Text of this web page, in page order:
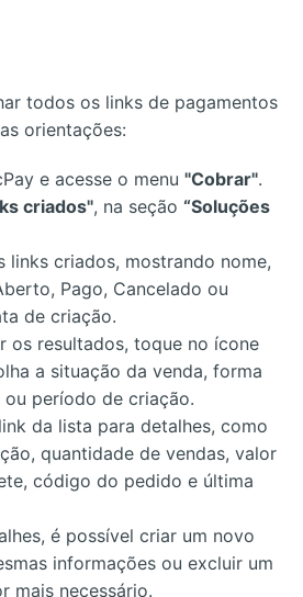
todos os links de pagamentos
orientações:
e acesse o menu"Cobrar".
criados", na seção“Soluções
links criados, mostrando nome,
Pago, Cancelado ou
de criação.
os resultados, toque no ícone
a situação da venda, forma
período de criação.
da lista para detalhes, como
quantidade de vendas, valor
código do pedido e última
é possível criar um novo
informações ou excluir um
mais necessário.